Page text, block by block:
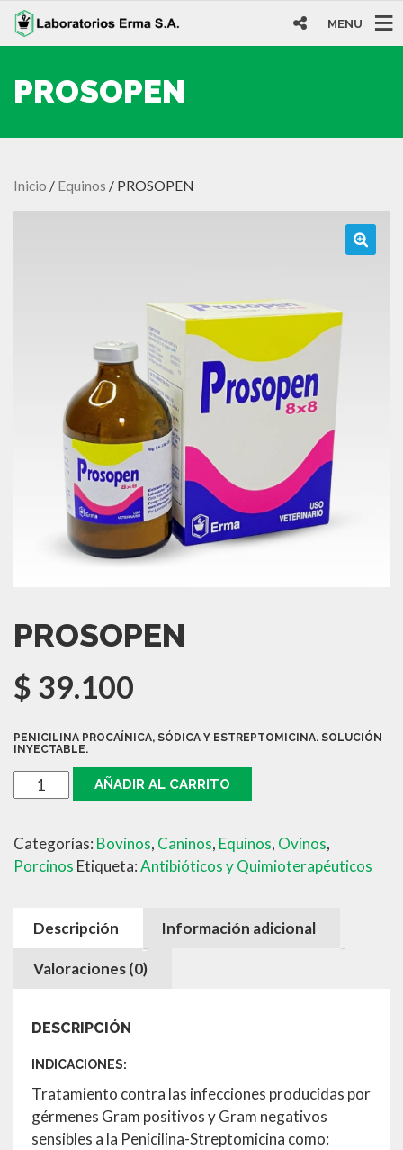
MENU
PROSOPEN
Inicio / Equinos / PROSOPEN
PROSOPEN
$ 39.100
PENICILINA PROCAÍNICA, SÓDICA Y ESTREPTOMICINA. SOLUCIÓN
INYECTABLE.
PROSOPEN
cantidad
AÑADIR AL CARRITO
Categorías: Bovinos, Caninos, Equinos, Ovinos,
Porcinos Etiqueta:Antibióticos y Quimioterapéuticos
Descripción Información adicional
Valoraciones (0)
DESCRIPCIÓN
INDICACIONES:
Tratamiento contra las infecciones producidas por
gérmenes Gram positivos y Gram negativos
sensibles a la Penicilina-Streptomicina como: